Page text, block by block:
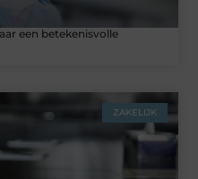
een betekenisvolle
ZAKELIJK